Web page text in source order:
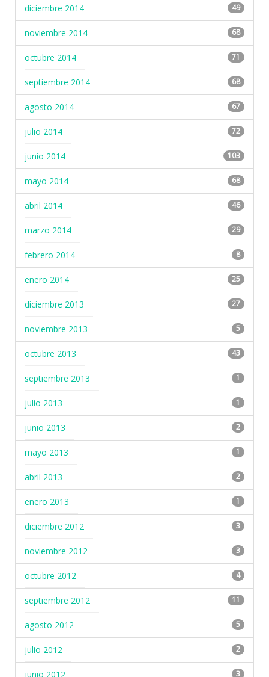
diciembre 2014 49
noviembre 2014 68
octubre 2014 71
septiembre 2014 68
agosto 2014 67
julio 2014 72
junio 2014 103
mayo 2014 68
abril 2014 46
marzo 2014 29
febrero 2014 8
enero 2014 25
diciembre 2013 27
noviembre 2013 5
octubre 2013 43
septiembre 2013 1
julio 2013 1
junio 2013 2
mayo 2013 1
abril 2013 2
enero 2013 1
diciembre 2012 3
noviembre 2012 3
octubre 2012 4
septiembre 2012 11
agosto 2012 5
julio 2012 2
junio 2012 3